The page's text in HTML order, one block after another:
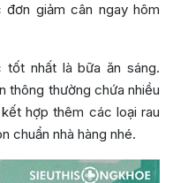
giảm cân ngay hôm
nhất là bữa ăn sáng.
thông thường chứa nhiều
hợp thêm các loại rau
chuẩn nhà hàng nhé.